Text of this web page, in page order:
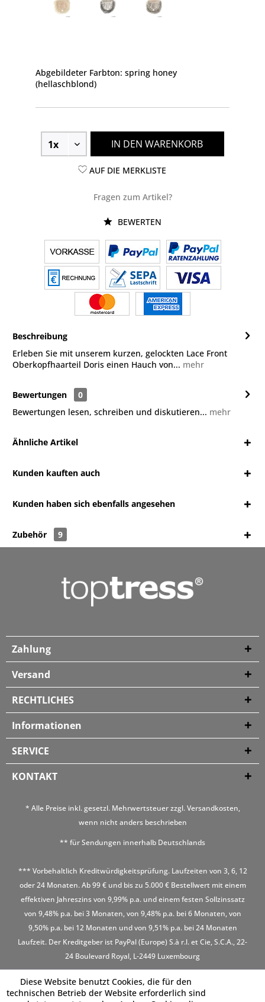
Abgebildeter Farbton: spring honey
(hellaschblond)
IN DEN WARENKORB
AUF DIE MERKLISTE
Fragen zum Artikel?
BEWERTEN
Beschreibung
Erleben Sie mit unserem kurzen, gelockten Lace Front
Oberkopfhaarteil Doris einen Hauch von... mehr
Bewertungen
0
Bewertungen lesen, schreiben und diskutieren... mehr
Ähnliche Artikel
Kunden kauften auch
Kunden haben sich ebenfalls angesehen
Zubehör 9
Zahlung
Versand
RECHTLICHES
Informationen
SERVICE
KONTAKT
* Alle Preise inkl. gesetzl. Mehrwertsteuer zzgl.Versandkosten,
wenn nicht anders beschrieben
** für Sendungen innerhalb Deutschlands
*** Vorbehaltlich Kreditwürdigkeitsprüfung. Laufzeiten von 3, 6, 12
oder 24 Monaten. Ab 99 € und bis zu 5.000 € Bestellwert mit einem
effektiven Jahreszins von 9,99% p.a. und einem festen Sollzinssatz
von 9,48% p.a. bei 3 Monaten, von 9,48% p.a. bei 6 Monaten, von
9,50% p.a. bei 12 Monaten und von 9,51% p.a. bei 24 Monaten
Laufzeit. Der Kreditgeber ist PayPal (Europe) S.à r.l. et Cie, S.C.A., 22-
24 Boulevard Royal, L-2449 Luxembourg
Diese Website benutzt Cookies, die für den
technischen Betrieb der Website erforderlich sind